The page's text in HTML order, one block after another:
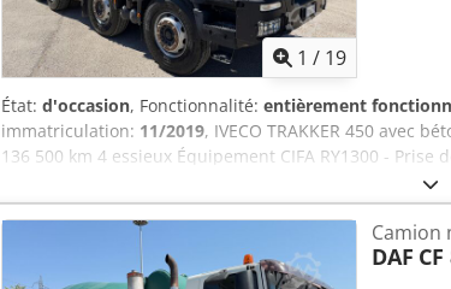
1 / 19
État: d'occasion, Fonctionnalité: entièrement
immatriculation: 11/2019, IVECO TRAKKER 450 avec
136 500 km 4 essieux Équipement CIFA RY1300 -
valide Bon état Djdpfxezr Ev Ej Aafsck Disponible
VÉHICULES DE TOUTES MARQUES, MAN, MERCEDES,
CIFA, SERMAC, PUTZMEISTER; OU MATÉRIEL DECamion
DAF